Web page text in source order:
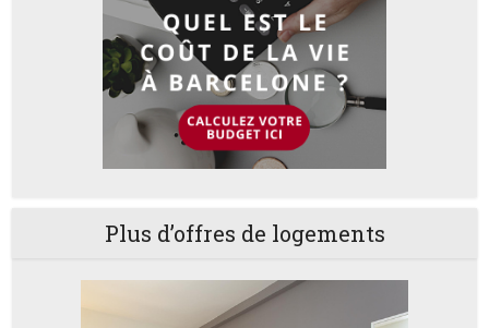
Plus d’offres de logements